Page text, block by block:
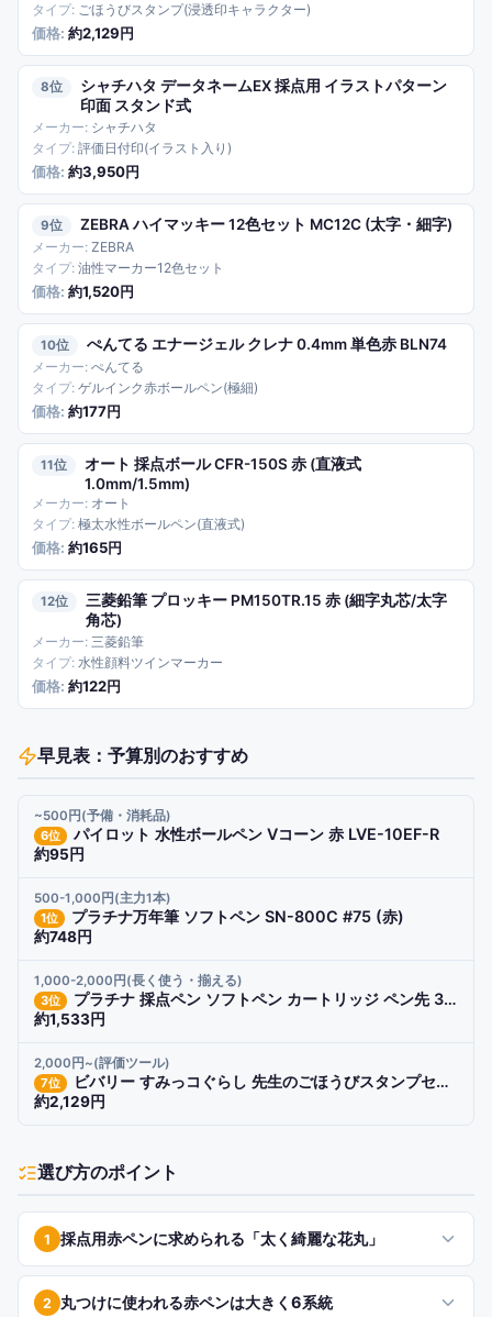
ごほうびスタンプ(浸透印キャラクター)
約2,129円
8
シャチハタ データネームEX 採点用 イラストパターン
印面 スタンド式
シャチハタ
評価日付印(イラスト入り)
約3,950円
9 ZEBRA ハイマッキー 12色セット MC12C (太字・細字)
ZEBRA
油性マーカー12色セット
約1,520円
10 ぺんてる エナージェル クレナ 0.4mm 単色赤 BLN74
ぺんてる
ゲルインク赤ボールペン(極細)
約177円
11
オート 採点ボール CFR-150S 赤 (直液式
1.0mm/1.5mm)
オート
極太水性ボールペン(直液式)
約165円
12
三菱鉛筆 プロッキー PM150TR.15 赤 (細字丸芯/太字
角芯)
三菱鉛筆
水性顔料ツインマーカー
約122円
早見表：予算別のおすすめ
~500円(予備・消耗品)
6位 パイロット 水性ボールペン Vコーン 赤 LVE-10EF-R
約95円
500-1,000円(主力1本)
1位 プラチナ万年筆 ソフトペン SN-800C #75 (赤)
約748円
1,000-2,000円(長く使う・揃える)
3位 プラチナ 採点ペン ソフトペン カートリッジ ペン先 3点フルセット
約1,533円
2,000円~(評価ツール)
7位 ビバリー すみっコぐらし 先生のごほうびスタンプセット
約2,129円
選び方のポイント
1 採点用赤ペンに求められる「太く綺麗な花丸」
2 丸つけに使われる赤ペンは大きく6系統